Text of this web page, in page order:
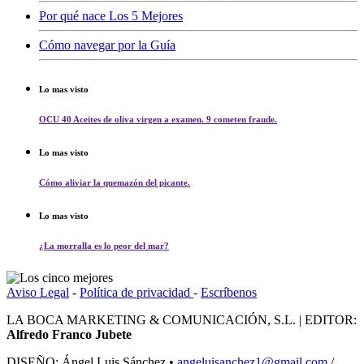
Por qué nace Los 5 Mejores
Cómo navegar por la Guía
Lo mas visto
OCU 40 Aceites de oliva virgen a examen. 9 cometen fraude.
Lo mas visto
Cómo aliviar la quemazón del picante.
Lo mas visto
¿La morralla es lo peor del mar?
Aviso Legal - Política de privacidad - Escríbenos
LA BOCA MARKETING & COMUNICACIÓN, S.L. | EDITOR:
Alfredo Franco Jubete